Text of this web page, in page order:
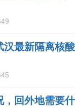
汉最新隔离核
，回外地需要